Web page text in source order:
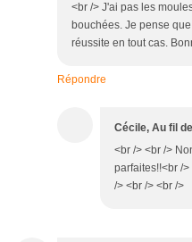
<br /> J'ai pas les
bouchées. Je pense
réussite en tout cas.
Répondre
Cécile, Au fil
<br /> <br />
parfaites!!<br /
/> <br /> <br />